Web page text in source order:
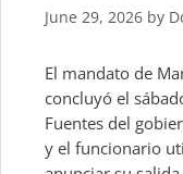
June 29, 2026 by
El mandato de
concluyó el
Fuentes del
y el funcionario